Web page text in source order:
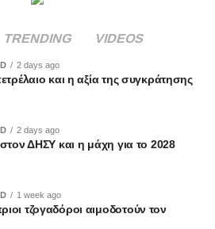
TRENDING VIDEOS
2 days ago
και η αξία της συγκράτησης
2 days ago
στον ΔΗΣΥ και η μάχη για το 2028
1 week ago
τζογαδόροι αιμοδοτούν τον